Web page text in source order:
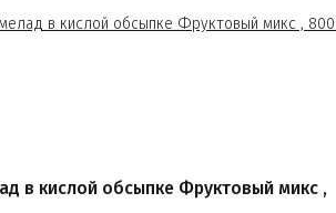
в кислой обсыпке Фруктовый микс ,